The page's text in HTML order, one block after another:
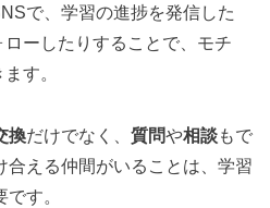
で、学習の進捗を発信した
ーしたりすることで、モチ
す。
換だけでなく、 質問や相談もで
合える仲間がいることは、学習
す。